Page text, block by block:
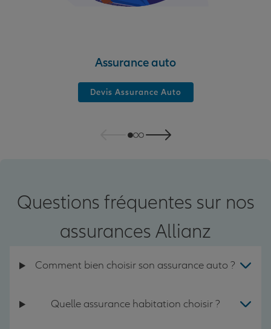
Assurance auto
Devis Assurance Auto
Questions fréquentes sur nos
assurances Allianz
Comment bien choisir son assurance auto ?
Quelle assurance habitation choisir ?